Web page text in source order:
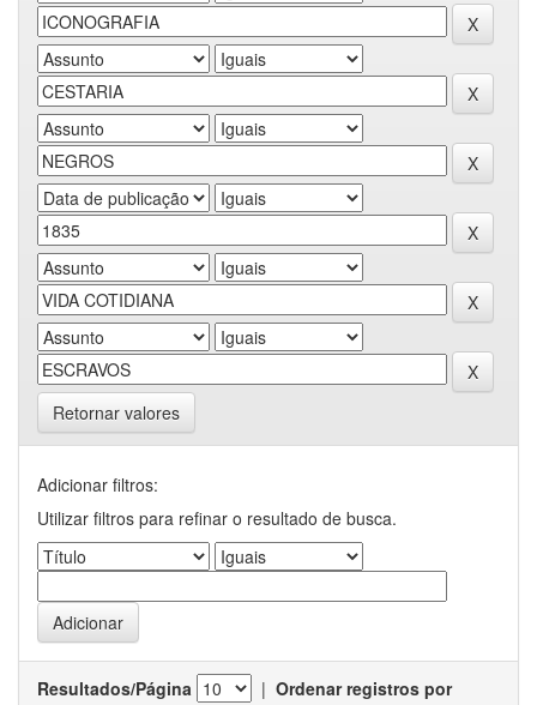
Retornar valores
Adicionar filtros:
Utilizar filtros para refinar o resultado de busca.
Resultados/Página | Ordenar registros por